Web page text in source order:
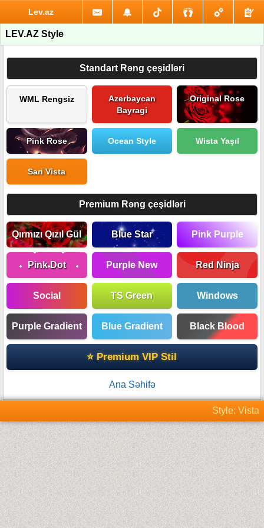
Lev.az
LEV.AZ Style
Standart Rəng çeşidləri
WML Rengsiz
Azerbaycan
Bayragi
Original Rose
Pink Rose Ocean Style Wista Yaşıl
Sari Vista
Premium Rəng çeşidləri
Qırmızı Qızıl Gül Blue Star Pink Purple
Pink Dot Purple New Red Ninja
Social TS Green Windows
Purple Gradient Blue Gradient Black Blood
⭐ Premium VIP Stil
Ana Səhifə
Style: Vista